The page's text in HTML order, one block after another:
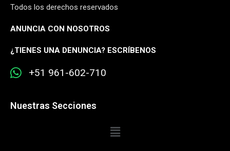
Todos los derechos reservados
ANUNCIA CON NOSOTROS
¿TIENES UNA DENUNCIA? ESCRÍBENOS
+51 961-602-710
Nuestras Secciones